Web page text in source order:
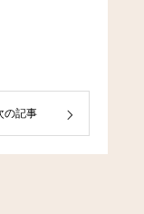
の記事